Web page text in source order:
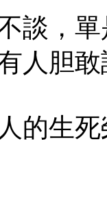
談，
人胆
的生